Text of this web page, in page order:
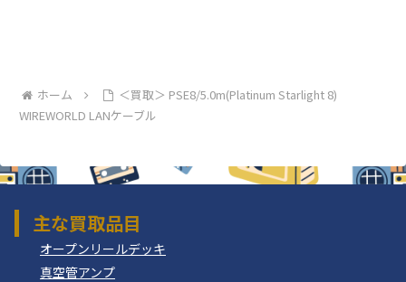
ホーム
＜買取＞ PSE8/5.0m(Platinum Starlight 8)
WIREWORLD LANケーブル
主な買取品目
オープンリールデッキ
真空管アンプ